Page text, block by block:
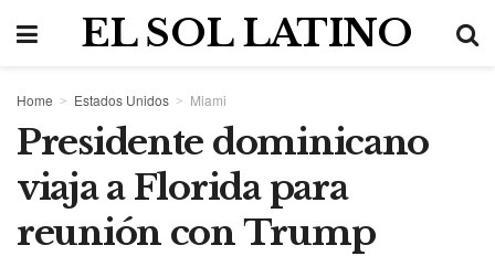
EL SOL LATINO
Home Estados Unidos Miami
Presidente dominicano
viaja a Florida para
reunión con Trump